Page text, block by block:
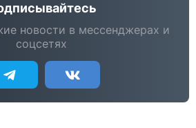
новости в мессенджерах и
соцсетях